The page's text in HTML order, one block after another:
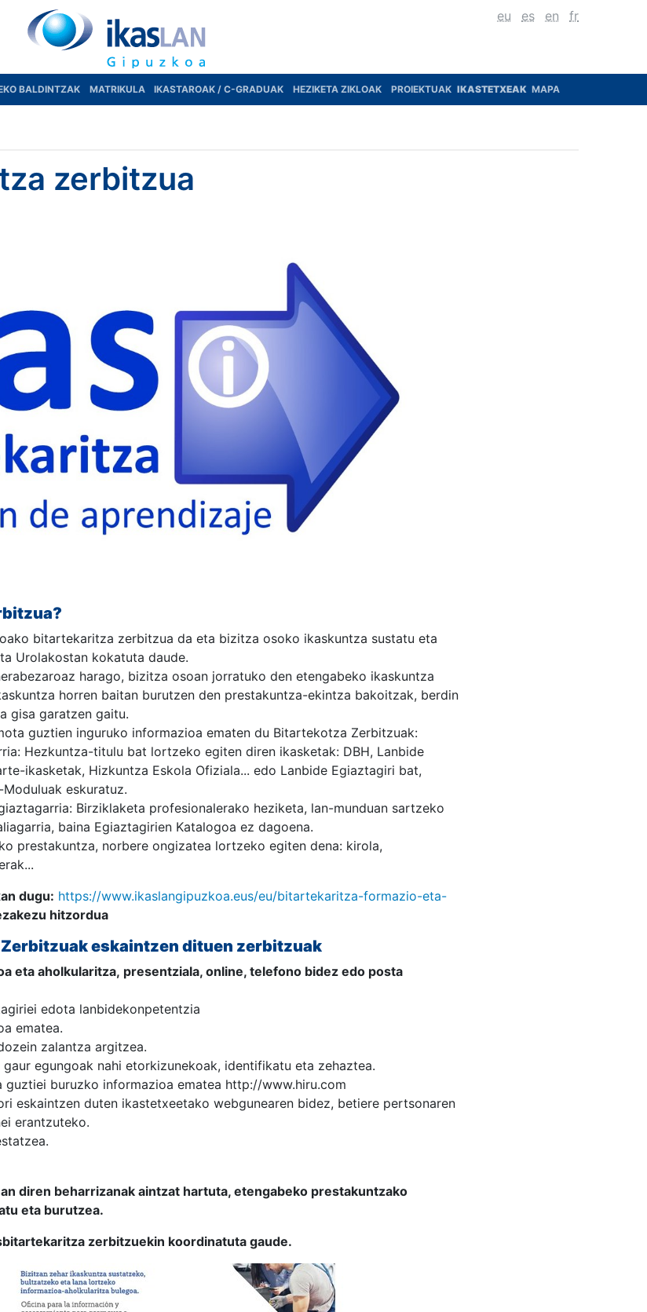
eu es en fr
BALDINTZAK MATRIKULA IKASTAROAK / C-GRADUAK HEZIKETA ZIKLOAK PROIEKTUAK IKASTETXEAK MAPA
zerbitzua
bitartekaritza zerbitzua da eta bizitza osoko ikaskuntza sustatu eta
Urolakostan kokatuta daude.
harago, bizitza osoan jorratuko den etengabeko ikaskuntza
horren baitan burutzen den prestakuntza-ekintza bakoitzak, berdin
gisa garatzen gaitu.
guztien inguruko informazioa ematen du Bitartekotza Zerbitzuak:
Hezkuntza-titulu bat lortzeko egiten diren ikasketak: DBH, Lanbide
ikasketak, Hizkuntza Eskola Ofiziala... edo Lanbide Egiaztagiri bat,
eskuratuz.
Birziklaketa profesionalerako heziketa, lan-munduan sartzeko
baina Egiaztagirien Katalogoa ez dagoena.
prestakuntza, norbere ongizatea lortzeko egiten dena: kirola,
dugu: https://www.ikaslangipuzkoa.eus/eu/bitartekaritza-formazio-eta-
hitzordua
eskaintzen dituen zerbitzuak
eta aholkularitza, presentziala, online, telefono bidez edo posta
edota lanbidekonpetentzia
ematea.
zalantza argitzea.
egungoak nahi etorkizunekoak, identifikatu eta zehaztea.
guztiei buruzko informazioa ematea http://www.hiru.com
eskaintzen duten ikastetxeetako webgunearen bidez, betiere pertsonaren
erantzuteko.
diren beharrizanak aintzat hartuta, etengabeko prestakuntzako
eta burutzea.
zerbitzuekin koordinatuta gaude.